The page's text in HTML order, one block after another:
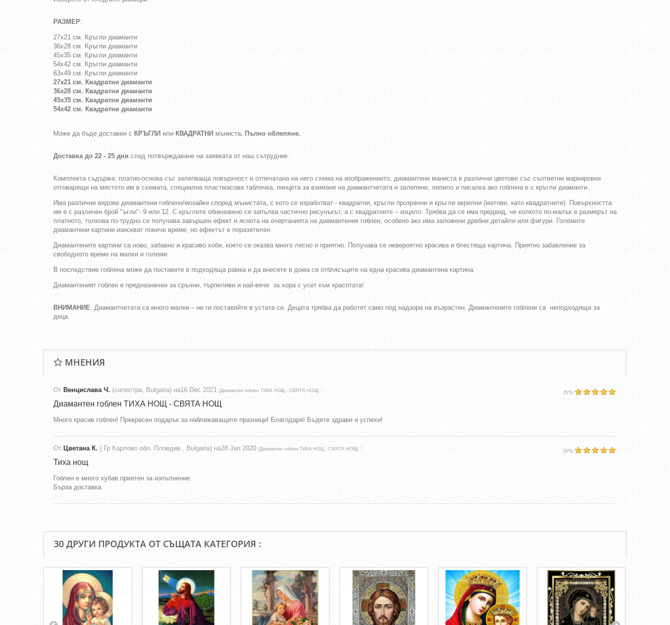
РАЗМЕР:
27х21 см. Кръгли диаманти
36х28 см. Кръгли диаманти
45х35 см. Кръгли диаманти
54х42 см. Кръгли диаманти
63х49 см. Кръгли диаманти
27х21 см. Квадратни диаманти
36х28 см. Квадратни диаманти
45х35 см. Квадратни диаманти
54х42 см. Квадратни диаманти
Може да бъде доставен с КРЪГЛИ или КВАДРАТНИ мъниста. Пълно облепяне.
Доставка до 22 - 25 дни след потвърждаване на заявката от наш сътрудник.
Комплекта съдържа: платно-основа със залепваща повърхност и отпечатана на него схема на изображението, диамантени маниста в различни цветове със съответни маркировки
отговарящи на мястото им в схемата, специална пластмасова табличка, пинцета за взимане на диамантчетата и залепяне, лепило и писалка ако гоблена е с кръгли диаманти.
Има различни видове диамантени гоблени/мозайки според мънистата, с кото се изработват - квадратни, кръгли прозрачни и кръгли акрилни (матови, като квадратните). Повърхността
им е с различен брой "ъгли"- 9 или 12. С кръглите обикновено се запълва частично рисунъкът, а с квадратните – изцяло. Трябва да се има предвид, че колкото по-малък е размерът на
платното, толкова по-трудно се получава завършен ефект и яснота на очертанията на диамантения гоблен, особено ако има заложени дребни детайли или фигури. Големите
диамантени картини изискват повече време, но ефектът е поразителен.
Диамантените картини са ново, забавно и красиво хоби, което се оказва много лесно и приятно. Получава се невероятно красива и блестяща картина. Приятно забавление за
свободното време на малки и големи.
В последствие гоблена може да поставете в подходяща рамка и да внесете в дома си отблясъците на една красива диамантена картина.
Диамантеният гоблен е предназначен за сръчни, търпеливи и най-вече за хора с усет към красотата!
ВНИМАНИЕ: Диамантчетата са много малки – не ги поставяйте в устата си. Децата трябва да работят само под надзора на възрастен. Диамантените гоблени са неподходящи за
деца.
МНЕНИЯ
От Венцислава Ч. (силистра, Bulgaria) на16 Dec 2021 (Диамантен гоблен ТИХА НОЩ - СВЯТА НОЩ) : (5/5)
Диамантен гоблен ТИХА НОЩ - СВЯТА НОЩ
Много красив гоблен! Прекрасен подарък за наближаващите празници! Благодаря! Бъдете здрави и успехи!
От Цветана К. ( Гр Карлово обл. Пловдив , Bulgaria) на28 Jan 2020 (Диамантен гоблен ТИХА НОЩ - СВЯТА НОЩ) : (5/5)
Тиха нощ
Гоблен е много хубав.приятен за изпълнение.
Бърза доставка.
30 ДРУГИ ПРОДУКТА ОТ СЪЩАТА КАТЕГОРИЯ :